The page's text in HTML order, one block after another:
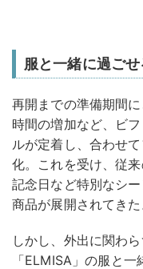
服と一緒に過ご
再開までの準備期間
時間の増加など、ビ
ルが定着し、合わせ
化。これを受け、従
記念日など特別なシ
商品が展開されてきた
しかし、外出に関わ
「ELMISA」の服と